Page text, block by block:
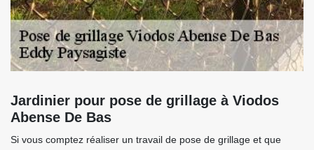
Jardinier pour pose de grillage à Viodos
Abense De Bas
Si vous comptez réaliser un travail de pose de grillage et que